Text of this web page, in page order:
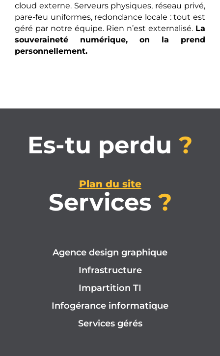
cloud externe. Serveurs physiques, réseau privé,
pare-feu uniformes, redondance locale : tout est
géré par notre équipe. Rien n’est externalisé. La
souveraineté numérique, on la prend
personnellement.
Es-tu perdu ?
Plan du site
Services ?
Agence design graphique
Infrastructure
Impartition TI
Infogérance informatique
Services gérés